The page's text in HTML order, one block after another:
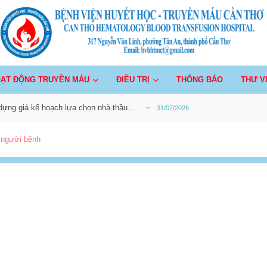
Thơ
ĐỘNG TRUYỀN MÁU ĐIỀU TRỊ THÔNG BÁO THƯ
chất, vật tư y tế phục vụ công tác sàng lọc m... 31/07/2026
30/07/2026
giá kế hoạch lựa chọn nhà thầu Cung cấp lắ...
chất, vật tư y tế phục vụ công tác sàng lọc m...
giá kế hoạch lựa chọn nhà thầu Cung cấp lắ...
chất, vật tư y tế, trang thiết bị y tế bổ sun...
chất, vật tư y tế phục vụ công tác sàng lọc m...
người bệnh